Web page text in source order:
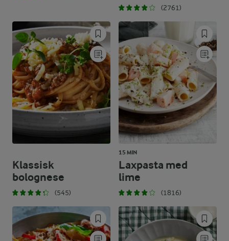
(2761)
Klassisk
bolognese
(545)
15 MIN
Laxpasta med
lime
(1816)